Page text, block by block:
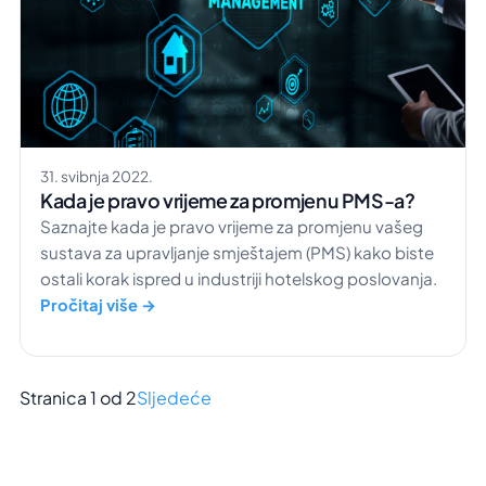
31. svibnja 2022.
Kada je pravo vrijeme za promjenu PMS-a?
Saznajte kada je pravo vrijeme za promjenu vašeg
sustava za upravljanje smještajem (PMS) kako biste
ostali korak ispred u industriji hotelskog poslovanja.
Pročitaj više →
Stranica 1 od 2Sljedeće